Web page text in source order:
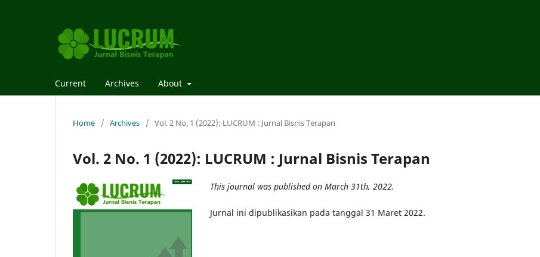
Current Archives About
Home / Archives / Vol. 2 No. 1 (2022): LUCRUM : Jurnal Bisnis Terapan
Vol. 2 No. 1 (2022): LUCRUM : Jurnal Bisnis Terapan
This journal was published on March 31th, 2022.
Jurnal ini dipublikasikan pada tanggal 31 Maret 2022.